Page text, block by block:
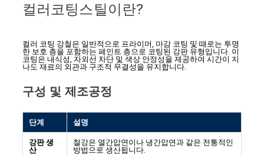
컬러코팅스틸이란?
컬러 코팅 강철은 일반적으로 프라이머, 마감 코팅 및 때로는 투명
한 보호 층을 포함하는 페인트 층으로 코팅된 강판 유형입니다. 이
코팅은 내식성, 자외선 차단 및 색상 안정성을 제공하여 시간이 지
나도 재료의 외관과 구조적 무결성을 유지합니다.
구성 및 제조공정
단계 설명
강판 생
산
철강은 열간압연이나 냉간압연과 같은 전통적인
방법으로 생산됩니다.